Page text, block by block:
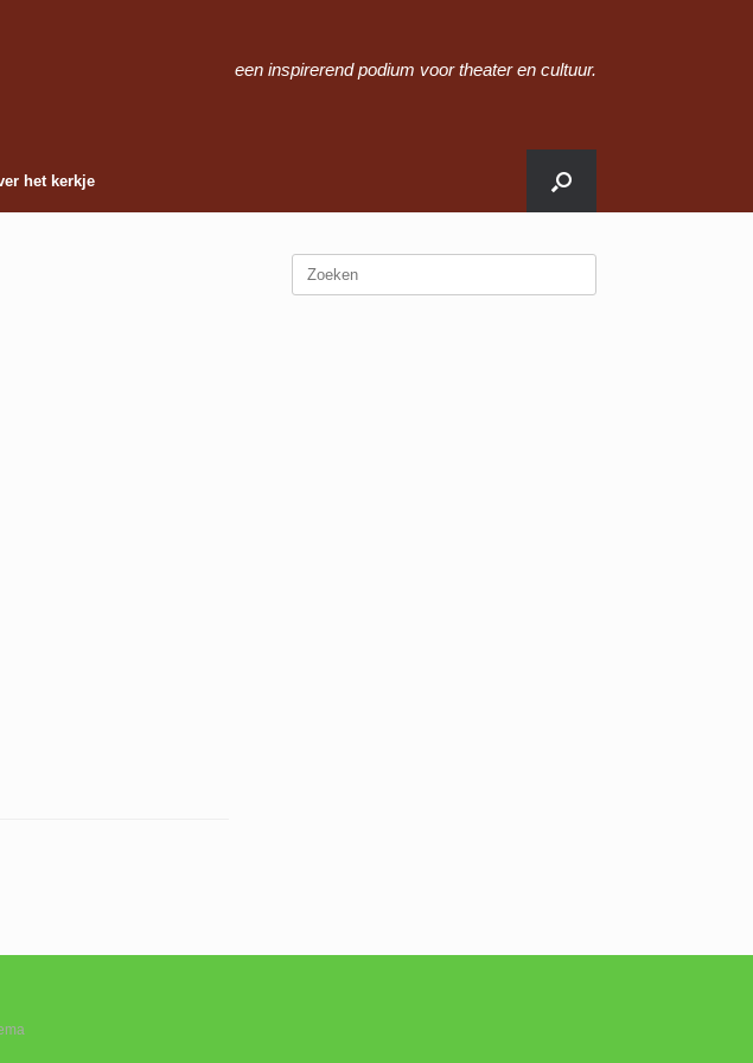
een inspirerend podium voor theater en cultuur.
het kerkje
Zoeken